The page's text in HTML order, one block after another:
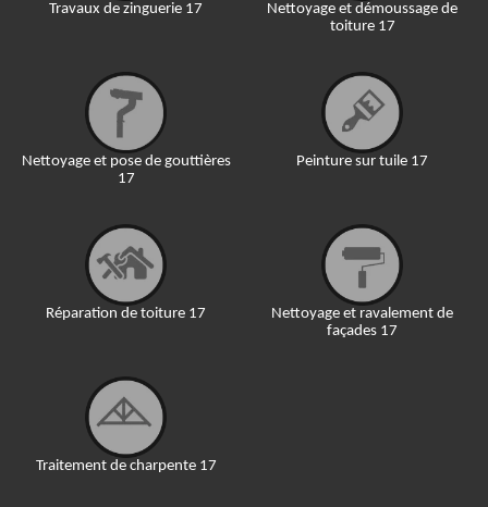
Travaux de zinguerie 17
Nettoyage et pose de gouttières
17
Réparation de toiture 17
Traitement de charpente 17
Nettoyage et démoussage de
toiture 17
Peinture sur tuile 17
Nettoyage et ravalement de
façades 17